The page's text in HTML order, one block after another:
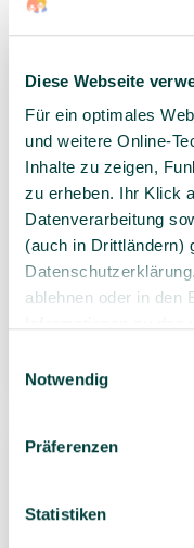
Diese Webseite
Für ein optimales
und weitere Online-
Inhalte zu zeigen,
zu erheben. Ihr Klick
Datenverarbeitung
(auch in Drittländern)
ablehnen oder in den
schutz­erklärung
Notwendig
Präferenzen
Statistiken
Meine schönsten
Ravensburger
Stück
Stück)
Bestseller